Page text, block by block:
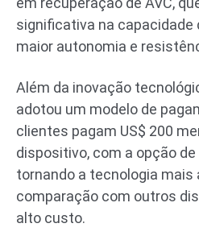
significativa na capacidade
maior autonomia e
Além da inovação
adotou um modelo de
clientes pagam US$ 200
dispositivo, com a opção
tornando a tecnologia mais
comparação com outros
alto custo.